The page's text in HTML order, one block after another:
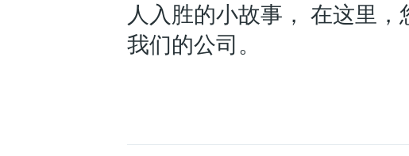
人入胜的小故事， 在这里
我们的公司。